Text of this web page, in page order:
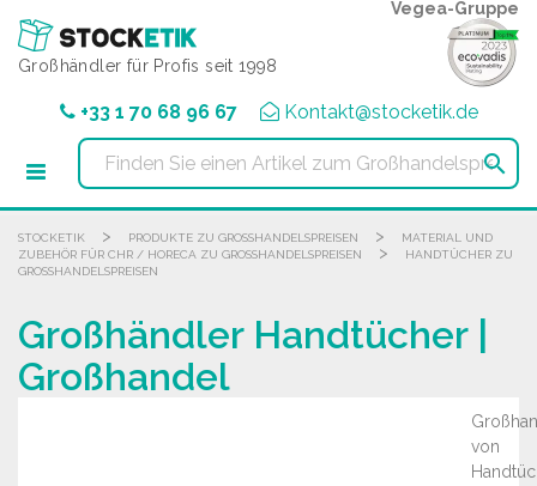
Großhändler für Profis seit 1998
Vegea-Gruppe
+33 1 70 68 96 67 Kontakt@stocketik.de

STOCKETIK > PRODUKTE ZU GROSSHANDELSPREISEN >
MATERIAL UND
ZUBEHÖR FÜR CHR / HORECA ZU GROSSHANDELSPREISEN
>
HANDTÜCHER ZU
GROSSHANDELSPREISEN
Großhändler Handtücher |
Großhandel
von